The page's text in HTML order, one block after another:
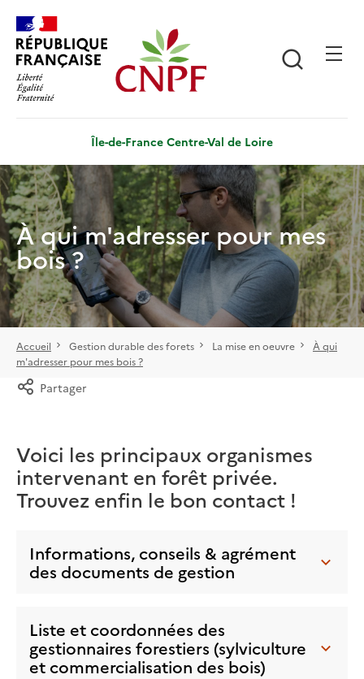
contenu
principal
Île-de-France Centre-Val de Loire
À qui m'adresser pour mes
bois ?
Accueil Gestion durable des forets La mise en oeuvre
À qui
m'adresser pour mes bois ?
Partager
Voici les principaux organismes
intervenant en forêt privée.
Trouvez enfin le bon contact !
Informations, conseils & agrément
des documents de gestion
Liste et coordonnées des
gestionnaires forestiers (sylviculture
et commercialisation des bois)